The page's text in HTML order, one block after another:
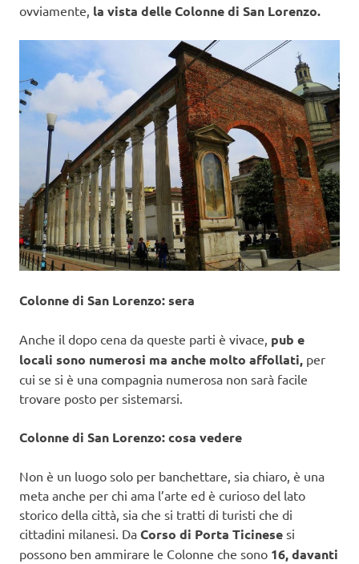
ovviamente, la vista delle Colonne di San Lorenzo.
Colonne di San Lorenzo: sera
Anche il dopo cena da queste parti è vivace, pub e
locali sono numerosi ma anche molto affollati, per
cui se si è una compagnia numerosa non sarà facile
trovare posto per sistemarsi.
Colonne di San Lorenzo: cosa vedere
Non è un luogo solo per banchettare, sia chiaro, è una
meta anche per chi ama l’arte ed è curioso del lato
storico della città, sia che si tratti di turisti che di
cittadini milanesi. Da Corso di Porta Ticinese si
possono ben ammirare le Colonne che sono 16, davanti